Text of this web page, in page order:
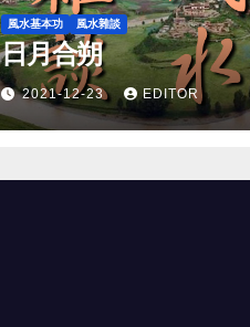
風水基本功 風水雜談
日月合朔
2021-12-23 EDITOR